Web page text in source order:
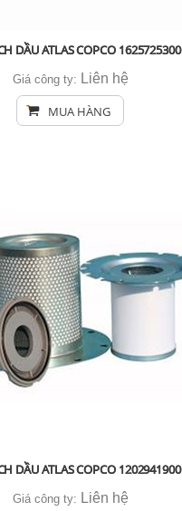
DẦU ATLAS COPCO 1625725300
Giá công ty: Liên hệ
MUA HÀNG
DẦU ATLAS COPCO 1202941900
Giá công ty: Liên hệ